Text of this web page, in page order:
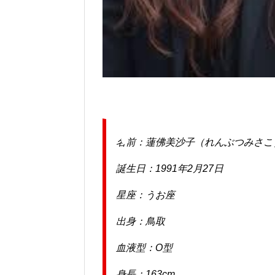
名前：蓮佛美沙子（れんぶつみさこ
誕生日：1991年2月27日
星座：うお座
出身：鳥取
血液型：O型